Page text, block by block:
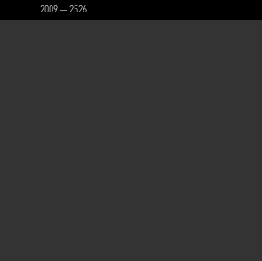
2009 — 2526